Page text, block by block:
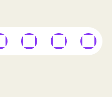
auf
Link
externer Linkexterner Link